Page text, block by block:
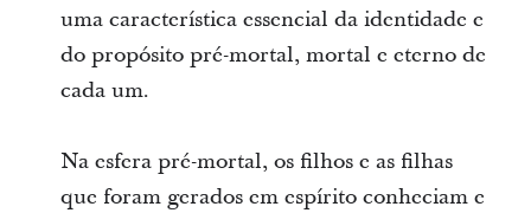
uma característica essencial da identidade e
do propósito pré-mortal, mortal e eterno de
cada um.
Na esfera pré-mortal, os filhos e as filhas
que foram gerados em espírito conheciam e